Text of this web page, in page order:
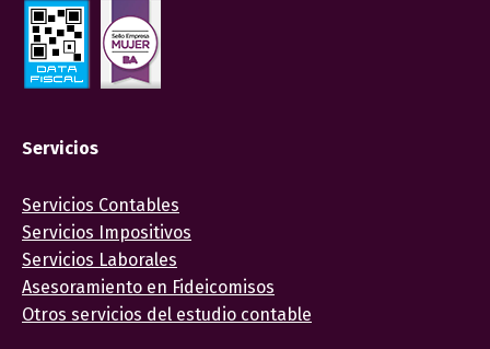
Servicios
Servicios Contables
Servicios Impositivos
Servicios Laborales
Asesoramiento en Fideicomisos
Otros servicios del estudio contable